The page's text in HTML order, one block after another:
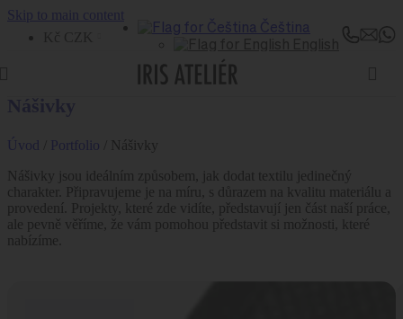
Skip to main content
Čeština
Úvod Portfolio
Nášivky
Nášivky jsou ideálním způsobem, jak dodat textilu jedinečný
charakter. Připravujeme je na míru, s důrazem na kvalitu materiálu a
provedení. Projekty, které zde vidíte, představují jen část naší práce,
ale pevně věříme, že vám pomohou představit si možnosti, které
nabízíme.